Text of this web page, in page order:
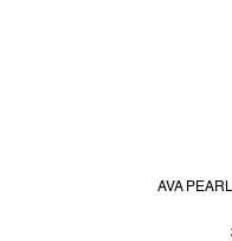
AVA